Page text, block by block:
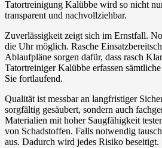
Tatortreinigung Kalübbe wird so nicht
transparent und nachvollziehbar.
Zuverlässigkeit zeigt sich im Ernstfall.
die Uhr möglich. Rasche
Ablaufpläne sorgen dafür, dass rasch
Tatortreiniger Kalübbe erfassen
Sie fortlaufend.
Qualität ist messbar an langfristiger
sorgfältig gesäubert, sondern auch
Materialien mit hoher Saugfähigkeit
von Schadstoffen. Falls notwendig
aus. Dadurch wird jedes Risiko beseitigt.